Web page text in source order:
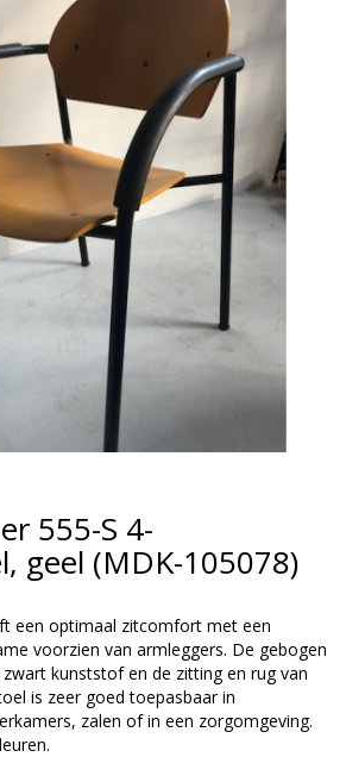
555-S 4-
geel (MDK-105078)
een optimaal zitcomfort met een
voorzien van armleggers. De gebogen
kunststof en de zitting en rug van
is zeer goed toepasbaar in
zalen of in een zorgomgeving.